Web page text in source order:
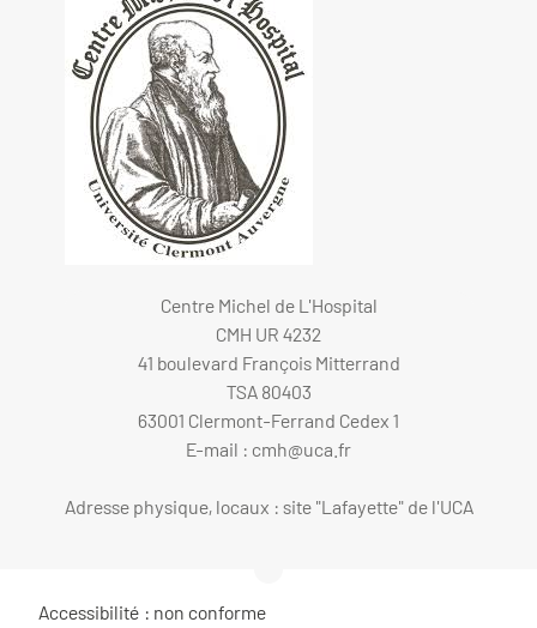
Centre Michel de L'Hospital
CMH UR 4232
41 boulevard François Mitterrand
TSA 80403
63001 Clermont-Ferrand Cedex 1
E-mail : cmh@uca.fr
Adresse physique, locaux : site "Lafayette" de l'UCA
Accessibilité : non conforme